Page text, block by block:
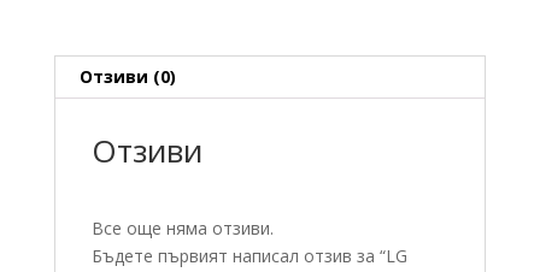
Отзиви (0)
Отзиви
Все още няма отзиви.
Бъдете първият написал отзив за “LG